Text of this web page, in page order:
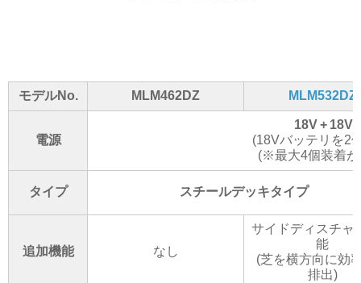
モデルNo. MLM462DZ MLM532DZ
電源
18V + 18V
(18Vバッテリを2
(※最大4個装着が
タイプ スチールデッキタイプ
追加機能 なし
サイドディスチャ
能
(芝を横方向に効
排出)